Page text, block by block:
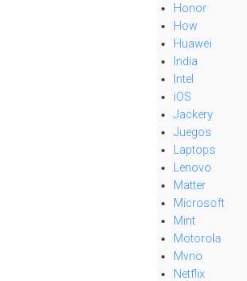
Honor
How
Huawei
India
Intel
iOS
Jackery
Juegos
Laptops
Lenovo
Matter
Microsoft
Mint
Motorola
Mvno
Netflix